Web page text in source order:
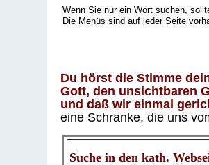
Wenn Sie nur ein Wort suchen,
Die Menüs sind auf jeder Seite
Du hörst die Stimme
Gott, den unsichtbaren
und daß wir einmal
eine Schranke, die uns
Suche in den kath.